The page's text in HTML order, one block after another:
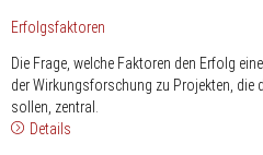
Erfolgsfaktoren
Die Frage, welche Faktoren den Erfolg
der Wirkungsforschung zu Projekten, die
sollen, zentral.
Details